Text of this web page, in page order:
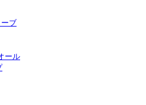
ーブ
ール